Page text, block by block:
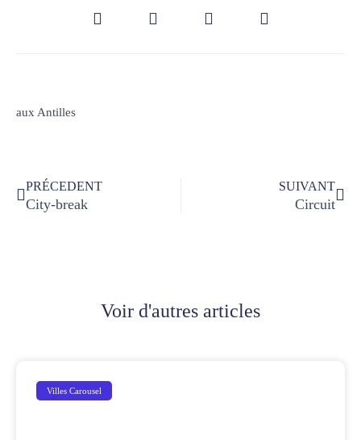
aux Antilles
PRÉCEDENT
City-break
SUIVANT
Circuit
Voir d'autres articles
Villes Carousel